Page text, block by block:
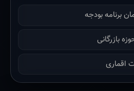
بازرگانی
اقماری